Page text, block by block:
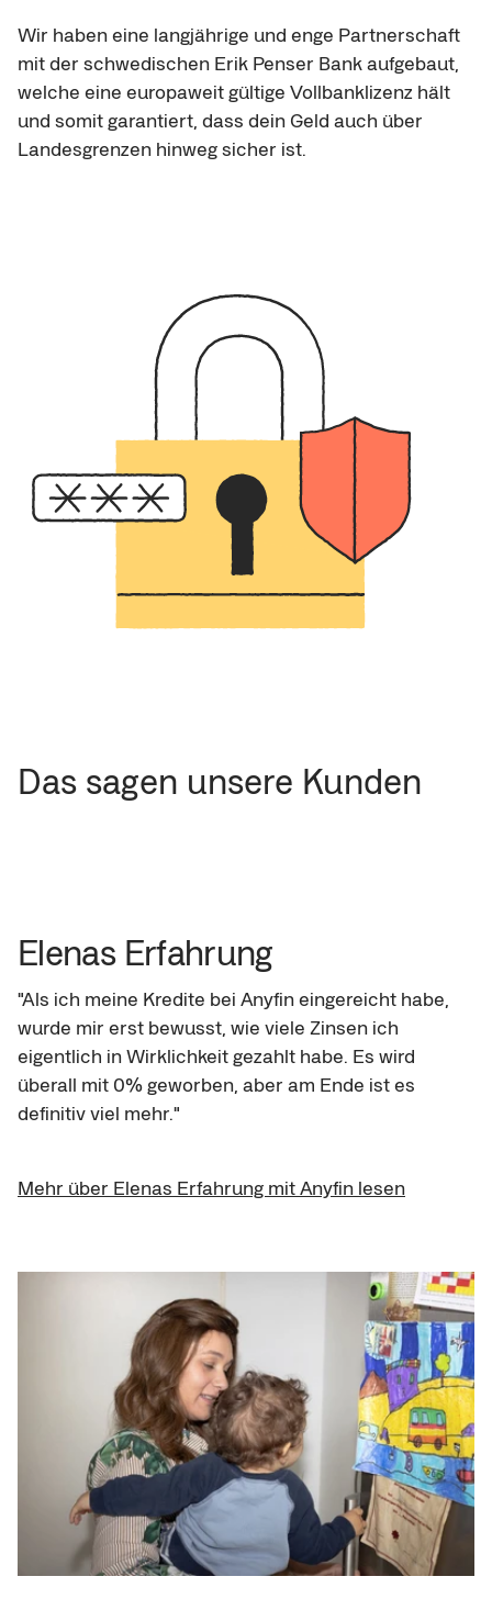
Wir haben eine langjährige und enge Partnerschaft
mit der schwedischen Erik Penser Bank aufgebaut,
welche eine europaweit gültige Vollbanklizenz hält
und somit garantiert, dass dein Geld auch über
Landesgrenzen hinweg sicher ist.
Das sagen unsere Kunden
Elenas Erfahrung
"Als ich meine Kredite bei Anyfin eingereicht habe,
wurde mir erst bewusst, wie viele Zinsen ich
eigentlich in Wirklichkeit gezahlt habe. Es wird
überall mit 0% geworben, aber am Ende ist es
definitiv viel mehr."
Mehr über Elenas Erfahrung mit Anyfin lesen